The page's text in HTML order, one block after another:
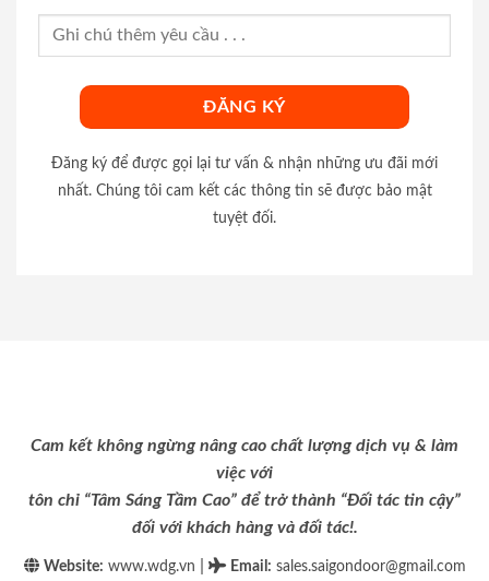
Đăng ký để được gọi lại tư vấn & nhận những ưu đãi mới
nhất. Chúng tôi cam kết các thông tin sẽ được bảo mật
tuyệt đối.
Cam kết không ngừng nâng cao chất lượng dịch vụ & làm
việc với
tôn chỉ “Tâm Sáng Tầm Cao” để trở thành “Đối tác tin cậy”
đối với khách hàng và đối tác!.
Website: www.wdg.vn Email : sales.saigondoor@gmail.com